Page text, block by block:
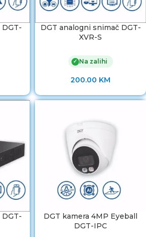
DGT analogni snimač DGT-
XVR-S
✓ Na zalihi
200.00 KM
DGT kamera 4MP Eyeball
DGT-IPC